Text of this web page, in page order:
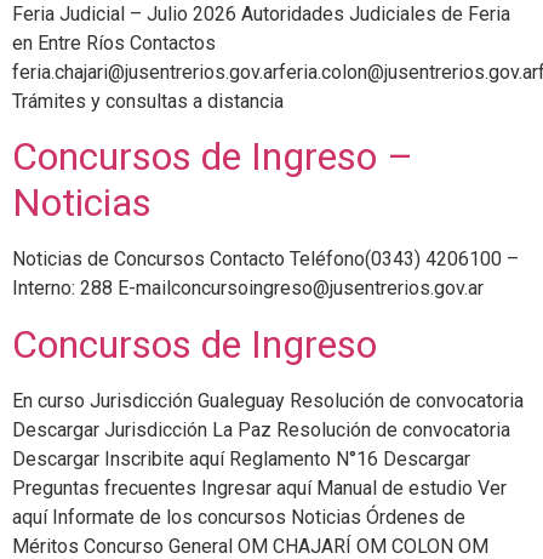
Feria Judicial – Julio 2026 Autoridades Judiciales de Feria
en Entre Ríos Contactos
Trámites y consultas a distancia
Concursos de Ingreso –
Noticias
Noticias de Concursos Contacto Teléfono(0343) 4206100 –
Interno: 288 E-mailconcursoingreso@jusentrerios.gov.ar
Concursos de Ingreso
En curso Jurisdicción Gualeguay Resolución de convocatoria
Descargar Jurisdicción La Paz Resolución de convocatoria
Descargar Inscribite aquí Reglamento N°16 Descargar
Preguntas frecuentes Ingresar aquí Manual de estudio Ver
aquí Informate de los concursos Noticias Órdenes de
Méritos Concurso General OM CHAJARÍ OM COLON OM